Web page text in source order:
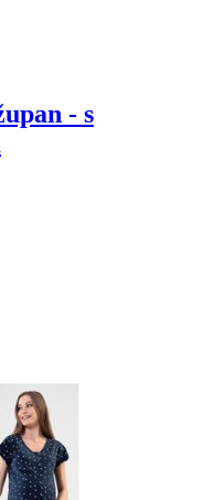
- s